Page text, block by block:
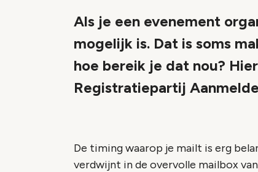
Als je een evenement
mogelijk is. Dat is soms
hoe bereik je dat nou?
Registratiepartij
De timing waarop je mailt is erg
verdwijnt in de overvolle mailbox